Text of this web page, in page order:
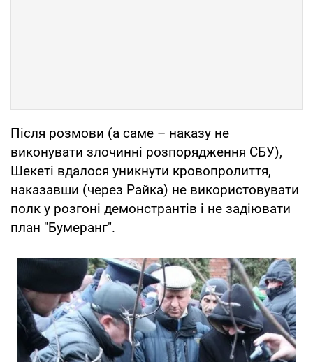
Після розмови (а саме – наказу не
виконувати злочинні розпорядження СБУ),
Шекеті вдалося уникнути кровопролиття,
наказавши (через Райка) не використовувати
полк у розгоні демонстрантів і не задіювати
план "Бумеранг".